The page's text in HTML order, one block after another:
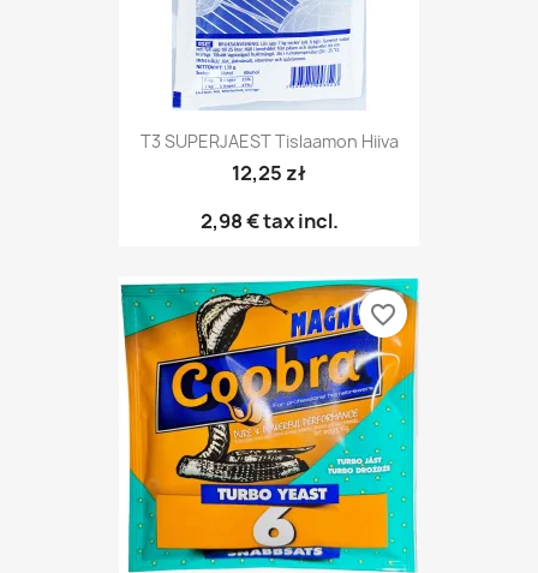
T3 SUPERJAEST Tislaamon Hiiva
12,25 zł
2,98 €tax incl.
favorite_border